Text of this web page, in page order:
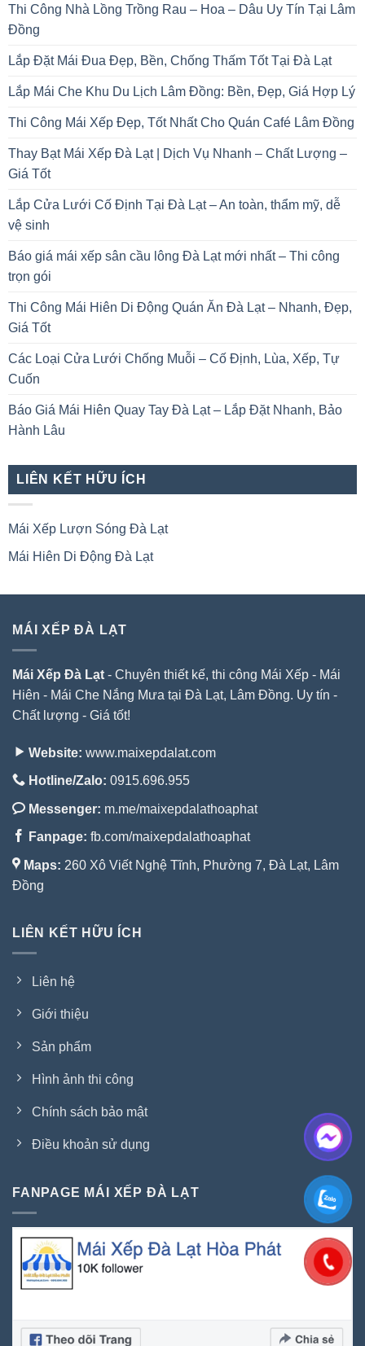
Thi Công Nhà Lồng Trồng Rau – Hoa – Dâu Uy Tín Tại Lâm
Đồng
Lắp Đặt Mái Đua Đẹp, Bền, Chống Thấm Tốt Tại Đà Lạt
Lắp Mái Che Khu Du Lịch Lâm Đồng: Bền, Đẹp, Giá Hợp Lý
Thi Công Mái Xếp Đẹp, Tốt Nhất Cho Quán Café Lâm Đồng
Thay Bạt Mái Xếp Đà Lạt | Dịch Vụ Nhanh – Chất Lượng –
Giá Tốt
Lắp Cửa Lưới Cố Định Tại Đà Lạt – An toàn, thẩm mỹ, dễ
vệ sinh
Báo giá mái xếp sân cầu lông Đà Lạt mới nhất – Thi công
trọn gói
Thi Công Mái Hiên Di Động Quán Ăn Đà Lạt – Nhanh, Đẹp,
Giá Tốt
Các Loại Cửa Lưới Chống Muỗi – Cố Định, Lùa, Xếp, Tự
Cuốn
Báo Giá Mái Hiên Quay Tay Đà Lạt – Lắp Đặt Nhanh, Bảo
Hành Lâu
LIÊN KẾT HỮU ÍCH
Mái Xếp Lượn Sóng Đà Lạt
Mái Hiên Di Động Đà Lạt
MÁI XẾP ĐÀ LẠT
Mái Xếp Đà Lạt - Chuyên thiết kế, thi công Mái Xếp - Mái
Hiên - Mái Che Nắng Mưa tại Đà Lạt, Lâm Đồng. Uy tín -
Chất lượng - Giá tốt!
Website: www.maixepdalat.com
Hotline/Zalo: 0915.696.955
Messenger: m.me/maixepdalathoaphat
Fanpage: fb.com/maixepdalathoaphat
Maps: 260 Xô Viết Nghệ Tĩnh, Phường 7, Đà Lạt, Lâm
Đồng
LIÊN KẾT HỮU ÍCH
Liên hệ
Giới thiệu
Sản phẩm
Hình ảnh thi công
Chính sách bảo mật
Điều khoản sử dụng
FANPAGE MÁI XẾP ĐÀ LẠT